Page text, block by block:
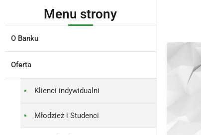
Menu strony
O Banku
Oferta
Klienci indywidualni
Młodzież i Studenci